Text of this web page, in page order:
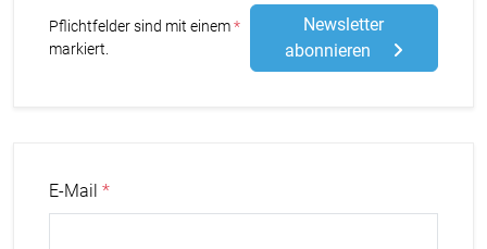
Pflichtfelder sind mit einem Stern
markiert.
Newsletter
abonnieren
E-Mail